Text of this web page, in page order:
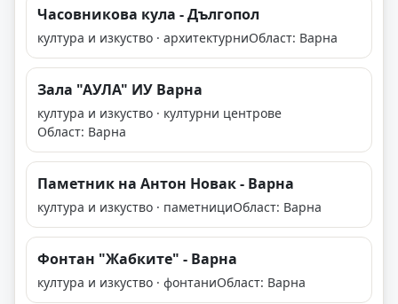
Часовникова кула - Дългопол
култура и изкуство · архитектурниОбласт: Варна
Зала "АУЛА" ИУ Варна
култура и изкуство · културни центрове
Област: Варна
Паметник на Антон Новак - Варна
култура и изкуство · паметнициОбласт: Варна
Фонтан "Жабките" - Варна
култура и изкуство · фонтаниОбласт: Варна